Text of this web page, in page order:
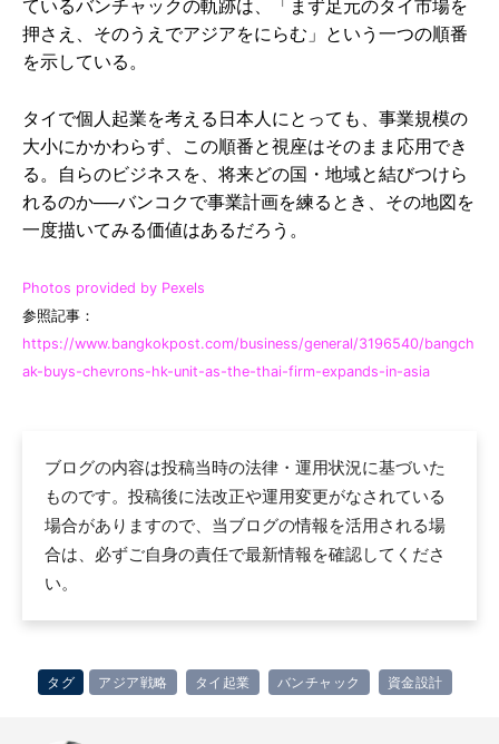
ているバンチャックの軌跡は、「まず足元のタイ市場を
押さえ、そのうえでアジアをにらむ」という一つの順番
を示している。
タイで個人起業を考える日本人にとっても、事業規模の
大小にかかわらず、この順番と視座はそのまま応用でき
る。自らのビジネスを、将来どの国・地域と結びつけら
れるのか──バンコクで事業計画を練るとき、その地図を
一度描いてみる価値はあるだろう。
Photos provided by Pexels
参照記事：
https://www.bangkokpost.com/business/general/3196540/bangch
ak-buys-chevrons-hk-unit-as-the-thai-firm-expands-in-asia
ブログの内容は投稿当時の法律・運用状況に基づいた
ものです。投稿後に法改正や運用変更がなされている
場合がありますので、当ブログの情報を活用される場
合は、必ずご自身の責任で最新情報を確認してくださ
い。
タグ アジア戦略 タイ起業 バンチャック 資金設計